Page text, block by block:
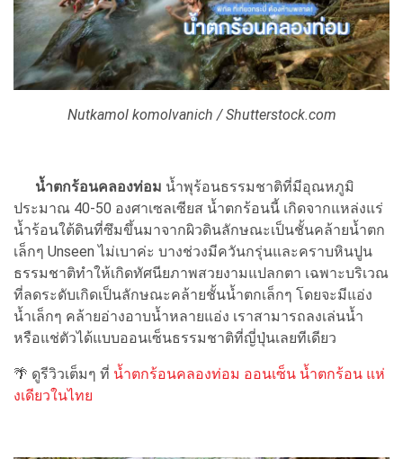
Nutkamol komolvanich / Shutterstock.com
น้ำตกร้อนคลองท่อม น้ำพุร้อนธรรมชาติที่มีอุณหภูมิ
ประมาณ 40-50 องศาเซลเซียส น้ำตกร้อนนี้ เกิดจากแหล่งแร่
น้ำร้อนใต้ดินที่ซึมขึ้นมาจากผิวดินลักษณะเป็นชั้นคล้ายน้ำตก
เล็กๆ Unseen ไม่เบาค่ะ บางช่วงมีควันกรุ่นและคราบหินปูน
ธรรมชาติทำให้เกิดทัศนียภาพสวยงามแปลกตา เฉพาะบริเวณ
ที่ลดระดับเกิดเป็นลักษณะคล้ายชั้นน้ำตกเล็กๆ โดยจะมีแอ่ง
น้ำเล็กๆ คล้ายอ่างอาบน้ำหลายแอ่ง เราสามารถลงเล่นน้ำ
หรือแช่ตัวได้แบบออนเซ็นธรรมชาติที่ญี่ปุ่นเลยทีเดียว
🌴 ดูรีวิวเต็มๆ ที่ น้ำตกร้อนคลองท่อม ออนเซ็น น้ำตกร้อน แห่
งเดียวในไทย